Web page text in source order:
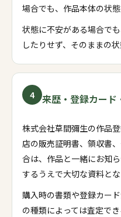
場合でも、作品本体の状
状態に不安がある場合で
したりせず、そのままの
4 来歴・登録カード
株式会社草間彌生の作品
店の販売証明書、領収書
合は、作品と一緒にお知
するうえで大切な資料とな
購入時の書類や登録カー
の種類によっては査定で